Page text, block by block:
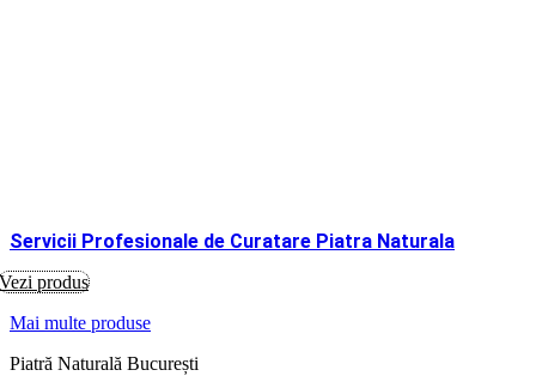
Servicii Profesionale de Curatare Piatra Naturala
Vezi produs
Mai multe produse
Piatră Naturală București